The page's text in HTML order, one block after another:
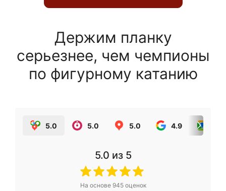
Держим планку
серьезнее, чем чемпионы
по фигурному катанию
5.0 5.0 5.0 4.9
5.0 из 5
На основе 945оценок